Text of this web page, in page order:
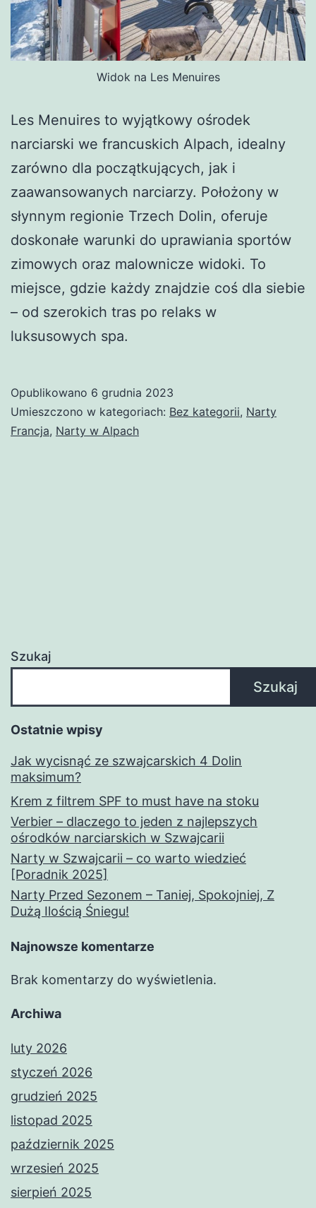
Widok na Les Menuires
Les Menuires to wyjątkowy ośrodek
narciarski we francuskich Alpach, idealny
zarówno dla początkujących, jak i
zaawansowanych narciarzy. Położony w
słynnym regionie Trzech Dolin, oferuje
doskonałe warunki do uprawiania sportów
zimowych oraz malownicze widoki. To
miejsce, gdzie każdy znajdzie coś dla siebie
– od szerokich tras po relaks w
luksusowych spa.
Opublikowano 6 grudnia 2023
Umieszczono w kategoriach: Bez kategorii, Narty
Francja, Narty w Alpach
Szukaj
Szukaj
Ostatnie wpisy
Jak wycisnąć ze szwajcarskich 4 Dolin
maksimum?
Krem z filtrem SPF to must have na stoku
Verbier – dlaczego to jeden z najlepszych
ośrodków narciarskich w Szwajcarii
Narty w Szwajcarii – co warto wiedzieć
[Poradnik 2025]
Narty Przed Sezonem – Taniej, Spokojniej, Z
Dużą Ilością Śniegu!
Najnowsze komentarze
Brak komentarzy do wyświetlenia.
Archiwa
luty 2026
styczeń 2026
grudzień 2025
listopad 2025
październik 2025
wrzesień 2025
sierpień 2025